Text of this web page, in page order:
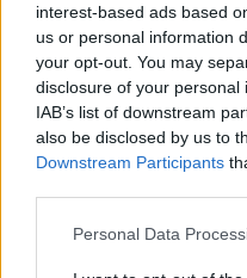
interest-based ads based
us or personal information
your opt-out. You may
disclosure of your
IAB’s list of downstream
also be disclosed by us to
Downstream Participants
Personal Data
Senamiestis turi būti
pravažiuoti, nei praeiti,
žmonėms būtų patogu,
Jeigu tvarkant gatves į
tvarkoma
komunikacija, nebūtų ir
užlietų rūsių. Vandens